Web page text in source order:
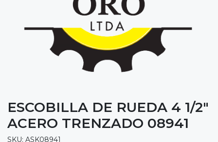
ESCOBILLA DE RUEDA 4 1/2"
ACERO TRENZADO 08941
SKU: ASK08941